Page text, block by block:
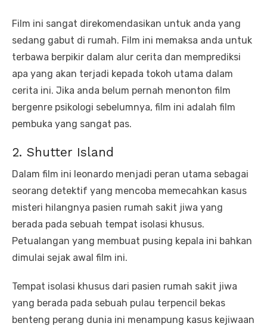
Film ini sangat direkomendasikan untuk anda yang
sedang gabut di rumah. Film ini memaksa anda untuk
terbawa berpikir dalam alur cerita dan memprediksi
apa yang akan terjadi kepada tokoh utama dalam
cerita ini. Jika anda belum pernah menonton film
bergenre psikologi sebelumnya, film ini adalah film
pembuka yang sangat pas.
2. Shutter Island
Dalam film ini leonardo menjadi peran utama sebagai
seorang detektif yang mencoba memecahkan kasus
misteri hilangnya pasien rumah sakit jiwa yang
berada pada sebuah tempat isolasi khusus.
Petualangan yang membuat pusing kepala ini bahkan
dimulai sejak awal film ini.
Tempat isolasi khusus dari pasien rumah sakit jiwa
yang berada pada sebuah pulau terpencil bekas
benteng perang dunia ini menampung kasus kejiwaan